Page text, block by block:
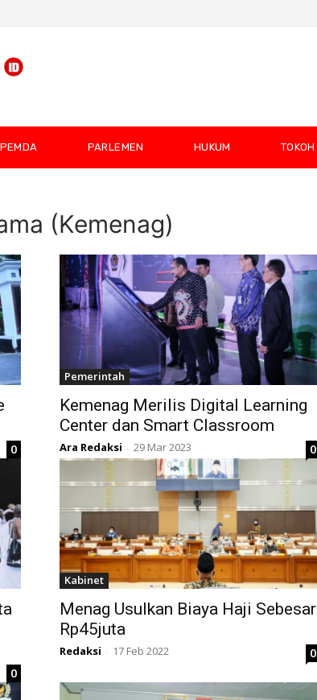
PEMDA PARLEMEN HUKUM TOKOH
(Kemenag)
0
Pemerintah
Kemenag Merilis Digital Learning
Center dan Smart Classroom
Ara Redaksi - 29 Mar 2023 0
0
Kabinet
Menag Usulkan Biaya Haji Sebesar
Rp45juta
Redaksi - 17 Feb 2022 0